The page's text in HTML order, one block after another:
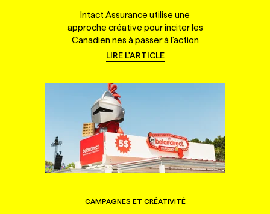
Intact Assurance utilise une
approche créative pour inciter les
Canadien·nes à passer à l'action
LIRE L'ARTICLE
CAMPAGNES ET CRÉATIVITÉ